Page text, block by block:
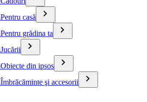
Pentru casă keyboard_arrow_right
Pentru grădina ta keyboard_arrow_right
Jucării keyboard_arrow_right
Obiecte din ipsos keyboard_arrow_right
Îmbrăcăminte şi accesorii
keyboard_arrow_right